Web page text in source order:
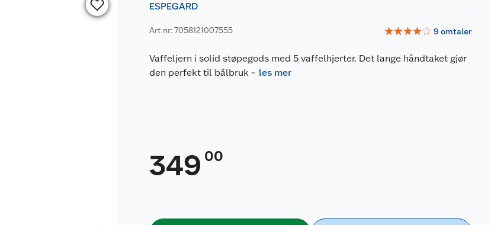
ESPEGARD
Art nr: 7058121007555 ☆☆☆☆☆ 9 omtaler
Vaffeljern i solid støpegods med 5 vaffelhjerter. Det lange håndtaket gjør
den perfekt til bålbruk - les mer
349 00